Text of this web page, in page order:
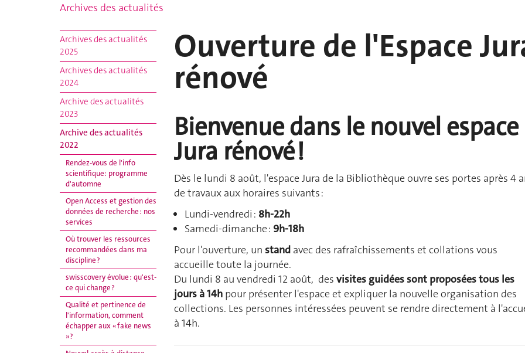
Archives des actualités
Archives des actualités
2025
Archives des actualités
2024
Archive des actualités
2023
Archive des actualités
2022
Rendez-vous de l'info
scientifique: programme
d'automne
Open Access et gestion des
données de recherche : nos
services
Où trouver les ressources
recommandées dans ma
discipline ?
swisscovery évolue : qu'est-
ce qui change ?
Qualité et pertinence de
l'information, comment
échapper aux « fake news
»?
Ouverture de l'Espace
rénové
Bienvenue dans le nouvel espace
Jura rénové !
Dès le lundi 8 août, l'espace Jura de la Bibliothèque ouvre ses portes après 4
de travaux aux horaires suivants :
Lundi-vendredi : 8h-22h
Samedi-dimanche : 9h-18h
Pour l'ouverture, un stand avec des rafraîchissements et collations vous
accueille toute la journée.
Du lundi 8 au vendredi 12 août, des visites guidées sont proposées tous les
jours à 14h pour présenter l'espace et expliquer la nouvelle organisation des
collections. Les personnes intéressées peuvent se rendre directement à
à 14h.